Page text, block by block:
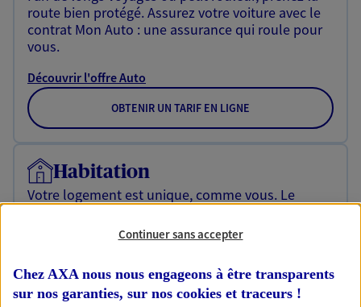
route bien protégé. Assurez votre voiture avec le
contrat Mon Auto : une assurance qui roule pour
vous.
Découvrir l'offre Auto
OBTENIR UN TARIF EN LIGNE
Habitation
Votre logement est unique, comme vous. Le
protégeant ce qui vous tient à coeur.
OBTENIR UN TARIF EN LIGNE
Continuer sans accepter
Chez AXA nous nous engageons à être transparents
sur nos garanties, sur nos cookies et traceurs !